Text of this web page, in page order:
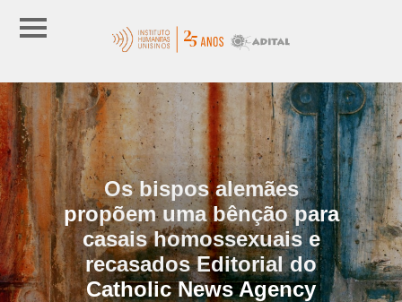
Os bispos alemães
propõem uma bênção para
casais homossexuais e
recasados Editorial do
Catholic News Agency